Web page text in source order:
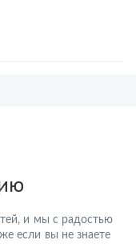
и мы с радостью
если вы не знаете